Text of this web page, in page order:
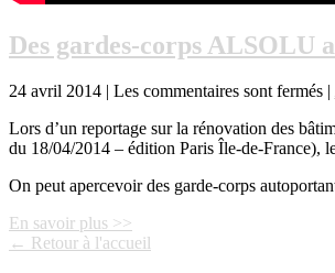
Des gardes-corps ALSOLU
24 avril 2014 | Les commentaires sont fermés |
Lors d’un reportage sur la rénovation des
du 18/04/2014 – édition Paris Île-de-France),
On peut apercevoir des garde-corps
En savoir plus >>
← Retour à l'accueil